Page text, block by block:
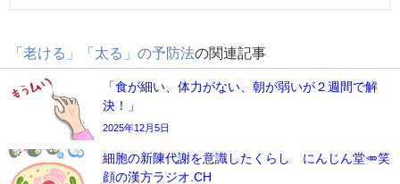
「老ける」「太る」の予防法の関連記事
「食が細い、体力がない、朝が弱いが２週間で解
決！」
2025年12月5日
細胞の新陳代謝を意識したくらし にんじん堂🥕笑
顔の漢方ラジオ.CH